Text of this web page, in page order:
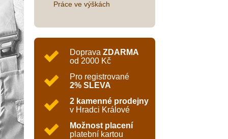
Práce ve výškách
Doprava ZDARMA
od 2000 Kč
Pro registrované
2% SLEVA
2 kamenné prodejny
v Hradci Králové
Možnost placení
platební kartou